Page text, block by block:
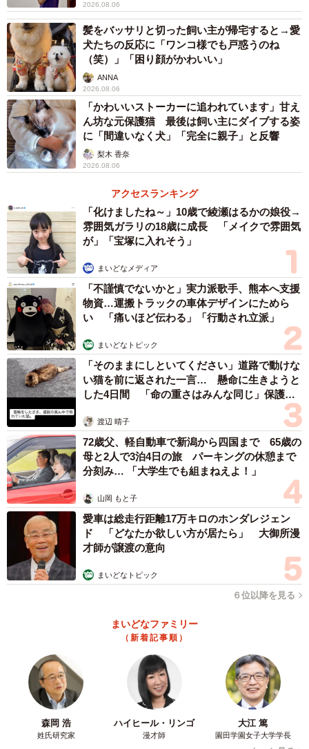
ャウ顔になって抗うというハナちゃん。注射後は安静のた
め、飼い主さんが押して歩く自転車のカゴに乗せてもら
い、さっきまでのすさまじいムキ顔が嘘のような可愛いニ
コニコ顔だったハナちゃんのビフォーアフターについて、
詳しく伺いました。
2/8
動物病院でのビフォーアフターが別犬級だった柴犬、ハナちゃん。（画
像提供：柴犬ハナさん @87shiba87）
柴犬魂の叫び「アタシに触らないでぇー！」
ーー診察台でハナちゃんを保定しているのはお父さんです
2026.08.06
髪をバッサリと切った飼い主が帰宅すると→愛
犬たちの反応に「ワンコ様でも戸惑うのね
（笑）」「困り顔がかわいい」
ANNA
2026.08.06
「かわいいストーカーに追われています」甘え
ん坊な元保護猫 最後は飼い主にダイブする姿
に「間違いなく犬」「完全に親子」と反響
梨木 香奈
2026.08.06
アクセスランキング
「化けましたね～」10歳で綾瀬はるかの娘役→
雰囲気ガラリの18歳に成長 「メイクで雰囲気
が」「宝塚に入れそう」
まいどなメディア
「不謹慎でないかと」実力派歌手、熊本へ支援
物資…運搬トラックの車体デザインにためら
い 「痛いほど伝わる」「行動され立派」
まいどなトピック
「そのままにしといてください」道路で動けな
い猫を前に返された一言… 懸命に生きようと
した4日間 「命の重さはみんな同じ」保護団
渡辺 晴子
72歳父、軽自動車で新潟から四国まで 65歳の
母と2人で3泊4日の旅 パーキングの休憩まで
分刻み… 「大学生でも組まねえよ！」
山岡 もと子
愛車は総走行距離17万キロのホンダレジェン
ド 「どなたか欲しい方が居たら」 大御所漫
才師が譲渡の意向
まいどなトピック
６位以降を見る
まいどなファミリー
（新着記事順）
森岡 浩
姓氏研究家
ハイヒール・リンゴ
漫才師
大江 篤
園田学園女子大学学長